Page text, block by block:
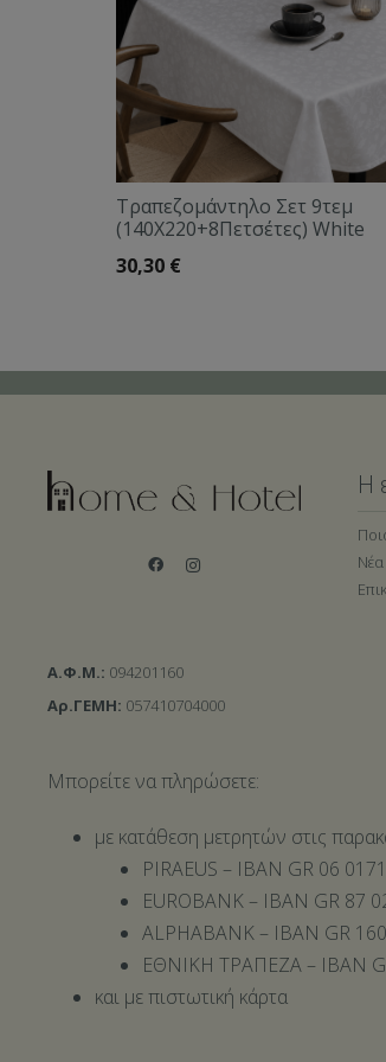
Τραπεζομάντηλο Σετ 9τεμ
(140Χ220+8Πετσέτες) White
30,30 €
Α.Φ.Μ.: 094201160
Αρ.ΓΕΜΗ: 057410704000
Η
Νέα
Μπορείτε να πληρώσετε:
με κατάθεση μετρητών στις
PIRAEUS – IBAN GR 06
EUROBANK – IBAN GR 87
ALPHABANK – IBAN GR
ΕΘΝΙΚΗ ΤΡΑΠΕΖΑ – IBAN
και με πιστωτική κάρτα